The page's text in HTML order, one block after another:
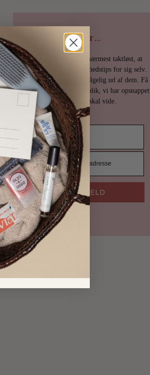
PSST…
Det er uhøfligt, ja nærmest taktløst, at
holde de bedste skønhedstips for sig selv.
Derfor deler vi selvfølgelig ud af dem. Få
en mail fra os det øjeblik, vi har opsnappet
noget, du skal vide.
TILMELD